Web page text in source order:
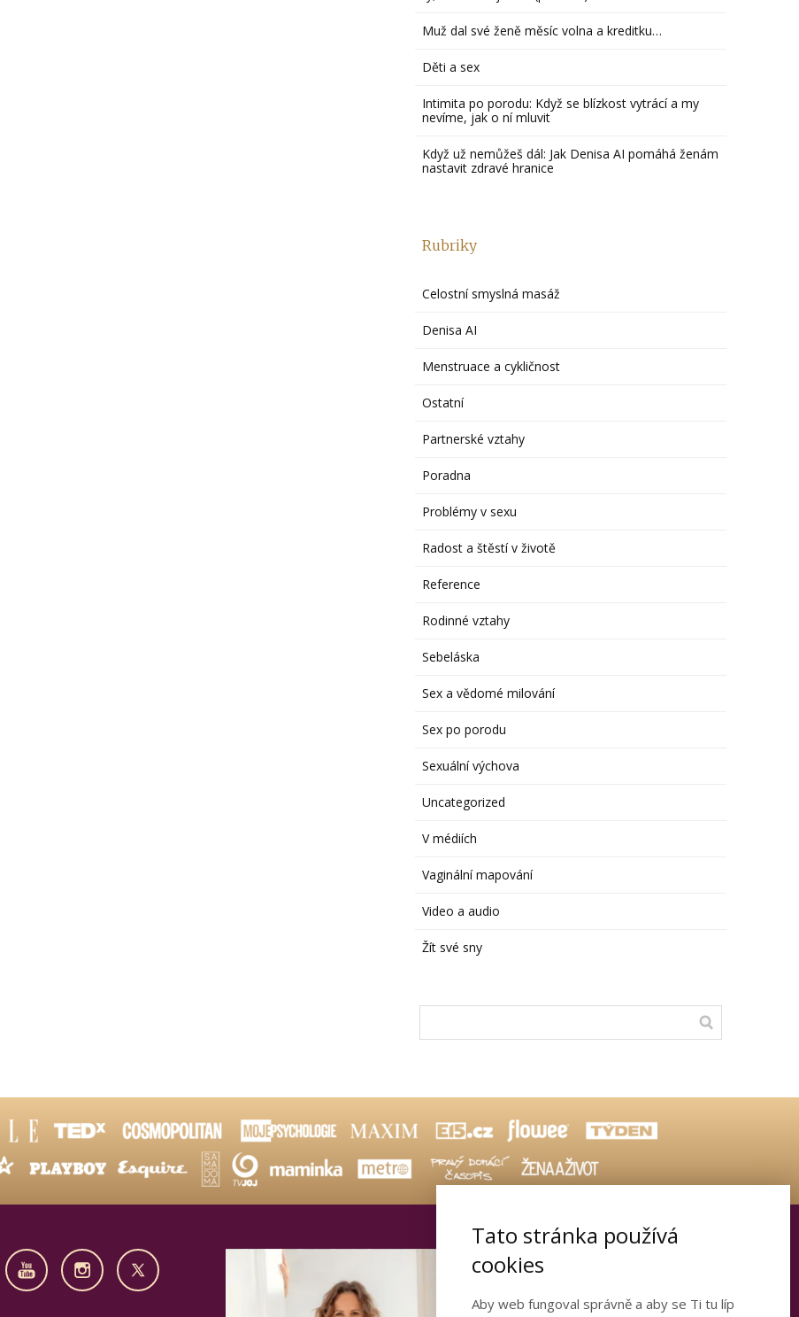
Muž dal své ženě měsíc volna a kreditku…
Děti a sex
Intimita po porodu: Když se blízkost vytrácí a my
nevíme, jak o ní mluvit
Když už nemůžeš dál: Jak Denisa AI pomáhá ženám
nastavit zdravé hranice
Rubriky
Celostní smyslná masáž
Denisa AI
Menstruace a cykličnost
Ostatní
Partnerské vztahy
Poradna
Problémy v sexu
Radost a štěstí v životě
Reference
Rodinné vztahy
Sebeláska
Sex a vědomé milování
Sex po porodu
Sexuální výchova
Uncategorized
V médiích
Vaginální mapování
Video a audio
Žít své sny
Tato stránka používá
cookies
Aby web fungoval správně a aby se Ti tu líp